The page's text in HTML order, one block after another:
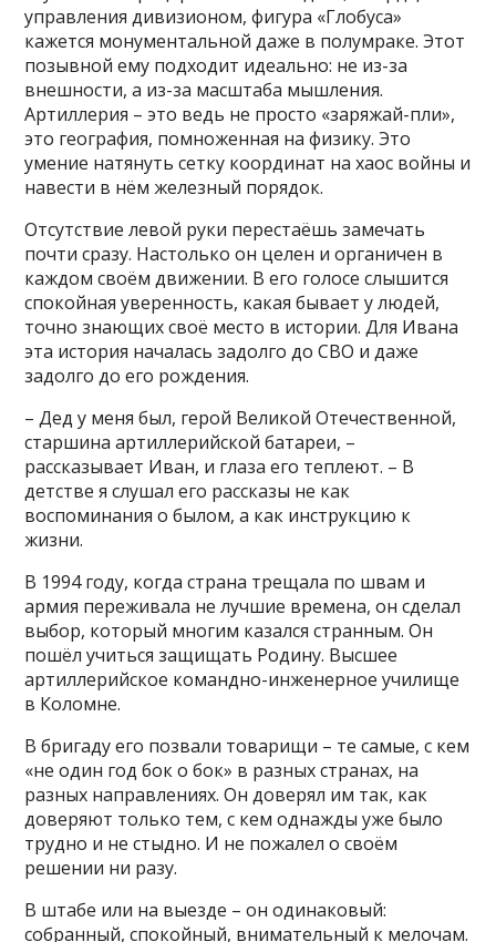
управления дивизионом, фигура «Глобуса»
кажется монументальной даже в полумраке. Этот
позывной ему подходит идеально: не из-за
внешности, а из-за масштаба мышления.
Артиллерия – это ведь не просто «заряжай-пли»,
это география, помноженная на физику. Это
умение натянуть сетку координат на хаос войны и
навести в нём железный порядок.
Отсутствие левой руки перестаёшь замечать
почти сразу. Настолько он целен и органичен в
каждом своём движении. В его голосе слышится
спокойная уверенность, какая бывает у людей,
точно знающих своё место в истории. Для Ивана
эта история началась задолго до СВО и даже
задолго до его рождения.
– Дед у меня был, герой Великой Отечественной,
старшина артиллерийской батареи, –
рассказывает Иван, и глаза его теплеют. – В
детстве я слушал его рассказы не как
воспоминания о былом, а как инструкцию к
жизни.
В 1994 году, когда страна трещала по швам и
армия переживала не лучшие времена, он сделал
выбор, который многим казался странным. Он
пошёл учиться защищать Родину. Высшее
артиллерийское командно-инженерное училище
в Коломне.
В бригаду его позвали товарищи – те самые, с кем
«не один год бок о бок» в разных странах, на
разных направлениях. Он доверял им так, как
доверяют только тем, с кем однажды уже было
трудно и не стыдно. И не пожалел о своём
решении ни разу.
В штабе или на выезде – он одинаковый:
собранный, спокойный, внимательный к мелочам.